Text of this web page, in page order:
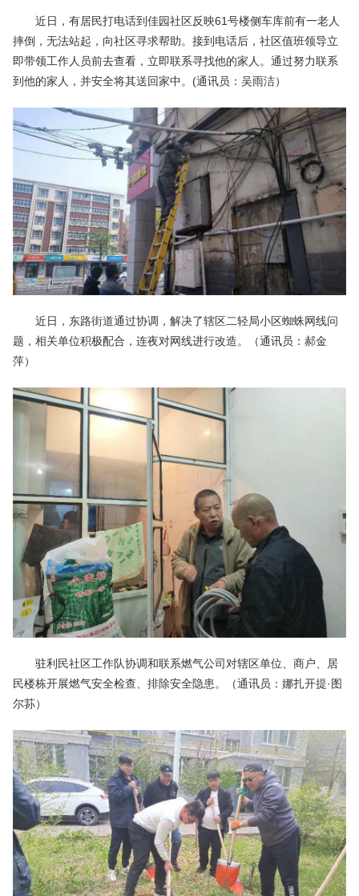
近日，有居民打电话到佳园社区反映61号楼侧车库前有一老人
摔倒，无法站起，向社区寻求帮助。接到电话后，社区值班领导立
即带领工作人员前去查看，立即联系寻找他的家人。通过努力联系
到他的家人，并安全将其送回家中。(通讯员：吴雨洁）
近日，东路街道通过协调，解决了辖区二轻局小区蜘蛛网线问
题，相关单位积极配合，连夜对网线进行改造。（通讯员：郝金
萍）
驻利民社区工作队协调和联系燃气公司对辖区单位、商户、居
民楼栋开展燃气安全检查、排除安全隐患。（通讯员：娜扎开提·图
尔荪）